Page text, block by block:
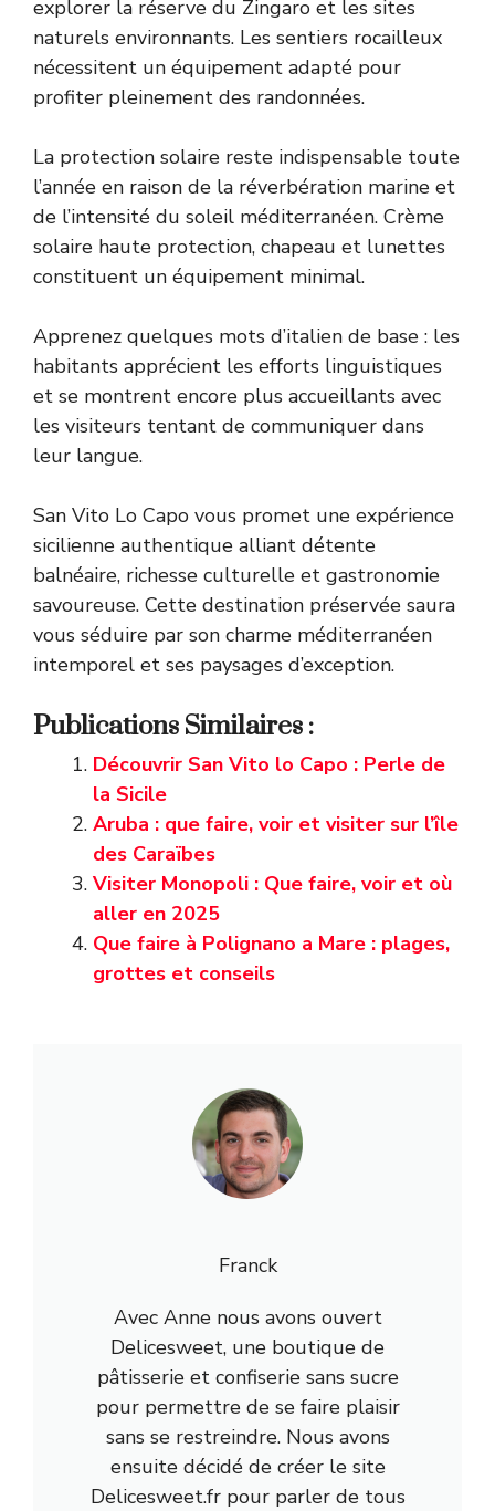
explorer la réserve du Zingaro et les sites
naturels environnants. Les sentiers rocailleux
nécessitent un équipement adapté pour
profiter pleinement des randonnées.
La protection solaire reste indispensable toute
l’année en raison de la réverbération marine et
de l’intensité du soleil méditerranéen. Crème
solaire haute protection, chapeau et lunettes
constituent un équipement minimal.
Apprenez quelques mots d’italien de base : les
habitants apprécient les efforts linguistiques
et se montrent encore plus accueillants avec
les visiteurs tentant de communiquer dans
leur langue.
San Vito Lo Capo vous promet une expérience
sicilienne authentique alliant détente
balnéaire, richesse culturelle et gastronomie
savoureuse. Cette destination préservée saura
vous séduire par son charme méditerranéen
intemporel et ses paysages d’exception.
Publications Similaires :
Découvrir San Vito lo Capo : Perle de
la Sicile
Aruba : que faire, voir et visiter sur l’île
des Caraïbes
Visiter Monopoli : Que faire, voir et où
aller en 2025
Que faire à Polignano a Mare : plages,
grottes et conseils
Franck
Avec Anne nous avons ouvert
Delicesweet, une boutique de
pâtisserie et confiserie sans sucre
pour permettre de se faire plaisir
sans se restreindre. Nous avons
ensuite décidé de créer le site
Delicesweet.fr pour parler de tous